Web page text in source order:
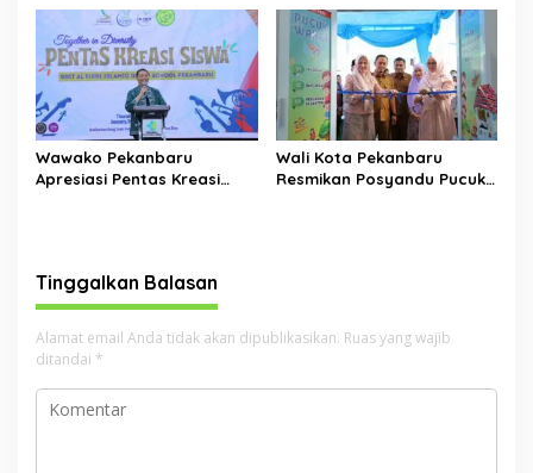
Inovasi Pelayanan Publik
Wawako Pekanbaru
Apresiasi Pentas Kreasi
Wali Kota Pekanbaru
Resmikan Posyandu Pucuk
Tinggalkan Balasan
Alamat email Anda tidak akan dipublikasikan. Ruas yang wajib
ditandai *